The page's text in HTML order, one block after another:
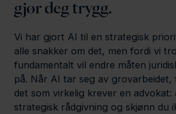
gjør deg trygg.
Vi har gjort AI til en strategisk
alle snakker om det, men fordi vi
fundamentalt vil endre måten
på. Når AI tar seg av grovarbeidet,
det som virkelig krever en advokat:
strategisk rådgivning og skjønn du